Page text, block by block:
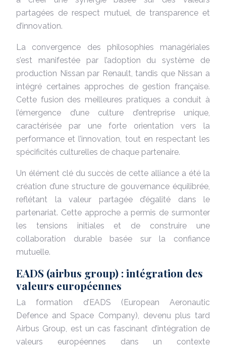
partagées de respect mutuel, de transparence et
d’innovation.
La convergence des philosophies managériales
s’est manifestée par l’adoption du système de
production Nissan par Renault, tandis que Nissan a
intégré certaines approches de gestion française.
Cette fusion des meilleures pratiques a conduit à
l’émergence d’une culture d’entreprise unique,
caractérisée par une forte orientation vers la
performance et l’innovation, tout en respectant les
spécificités culturelles de chaque partenaire.
Un élément clé du succès de cette alliance a été la
création d’une structure de gouvernance équilibrée,
reflétant la valeur partagée d’égalité dans le
partenariat. Cette approche a permis de surmonter
les tensions initiales et de construire une
collaboration durable basée sur la confiance
mutuelle.
EADS (airbus group) : intégration des
valeurs européennes
La formation d’EADS (European Aeronautic
Defence and Space Company), devenu plus tard
Airbus Group, est un cas fascinant d’intégration de
valeurs européennes dans un contexte